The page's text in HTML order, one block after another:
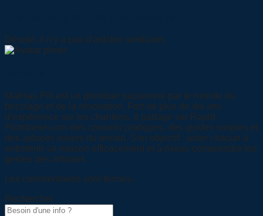
Désolé, il n'y a pas d'articles similaires
Mathias Pili est un plombier passionné par le monde du
bricolage et de la rénovation. Fort de plus de dix ans
d’expérience sur les chantiers, il partage sur Rapid-
Plomberie.com des conseils pratiques, des guides simples et
des astuces issues du terrain. Son objectif : aider chacun à
entretenir sa maison efficacement et à mieux comprendre les
gestes des artisans.
Les commentaires sont fermés.
Rechercher